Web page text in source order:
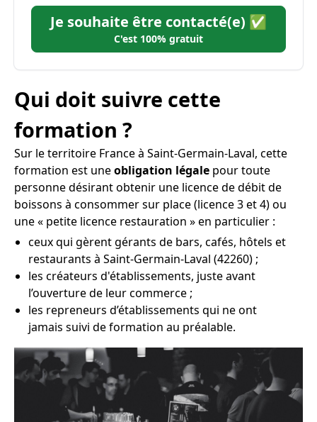
Je souhaite être contacté(e) ✅
C'est 100% gratuit
Qui doit suivre cette
formation ?
Sur le territoire France à Saint-Germain-Laval, cette
formation est uneobligation légale pour toute
personne désirant obtenir une licence de débit de
boissons à consommer sur place (licence 3 et 4) ou
une « petite licence restauration » en particulier :
ceux qui gèrent gérants de bars, cafés, hôtels et
restaurants à Saint-Germain-Laval (42260) ;
les créateurs d'établissements, juste avant
l’ouverture de leur commerce ;
les repreneurs d’établissements qui ne ont
jamais suivi de formation au préalable.